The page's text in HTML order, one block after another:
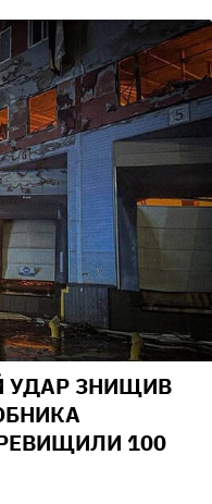
УДАР ЗНИЩИВ
100